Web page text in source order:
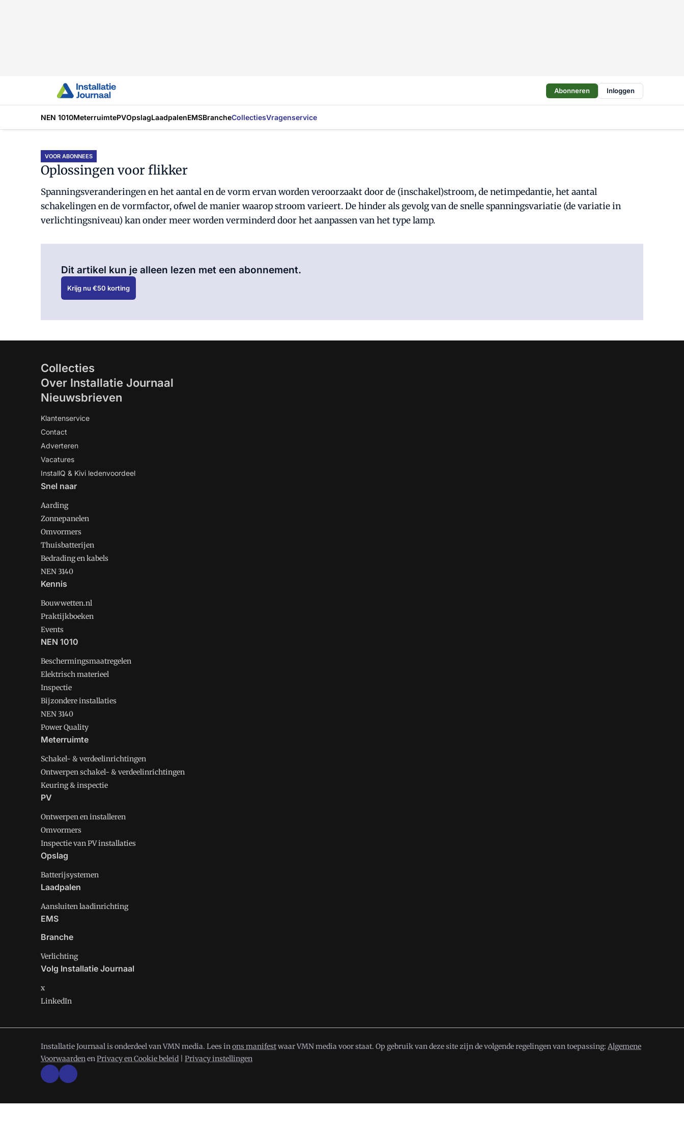
Abonneren Inloggen
NEN 1010MeterruimtePVOpslagLaadpalenEMSBrancheCollectiesVragenservice
VOOR ABONNEES
Oplossingen voor flikker
Spanningsveranderingen en het aantal en de vorm ervan worden veroorzaakt door de (inschakel)stroom, de netimpedantie, het aantal
schakelingen en de vormfactor, ofwel de manier waarop stroom varieert. De hinder als gevolg van de snelle spanningsvariatie (de variatie in
verlichtingsniveau) kan onder meer worden verminderd door het aanpassen van het type lamp.
Dit artikel kun je alleen lezen met een abonnement.
Krijg nu €50 korting
Collecties
Over Installatie Journaal
Nieuwsbrieven
Klantenservice
Contact
Adverteren
Vacatures
InstallQ & Kivi ledenvoordeel
Snel naar
Aarding
Zonnepanelen
Omvormers
Thuisbatterijen
Bedrading en kabels
NEN 3140
Kennis
Bouwwetten.nl
Praktijkboeken
Events
NEN 1010
Beschermingsmaatregelen
Elektrisch materieel
Inspectie
Bijzondere installaties
NEN 3140
Power Quality
Meterruimte
Schakel- & verdeelinrichtingen
Ontwerpen schakel- & verdeelinrichtingen
Keuring & inspectie
PV
Ontwerpen en installeren
Omvormers
Inspectie van PV installaties
Opslag
Batterijsystemen
Laadpalen
Aansluiten laadinrichting
EMS
Branche
Verlichting
Volg Installatie Journaal
x
LinkedIn
Installatie Journaal is onderdeel van VMN media. Lees inons manifestwaar VMN media voor staat. Op gebruik van deze site zijn de volgende regelingen van toepassing: Algemene
VoorwaardenenPrivacy en Cookie beleid Privacy instellingen